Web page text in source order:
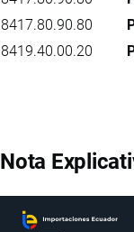
8417.80.90.80
8419.40.00.20
Nota